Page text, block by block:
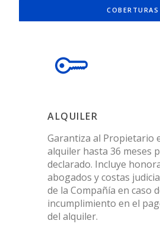
COBERTURAS
ALQUILER
Garantiza al Propietario
alquiler hasta 36 meses
declarado. Incluye
abogados y costas
de la Compañía en caso
incumplimiento en el
del alquiler.